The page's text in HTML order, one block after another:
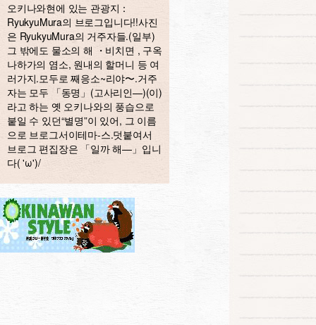
오키나와현에 있는 관광지：
RyukyuMura의 브로그입니다!!사진
은 RyukyuMura의 거주자들.(일부)
그 밖에도 물소의 해 ・비치면 , 구옥
나하가의 염소, 원내의 할머니 등 여
러가지.모두로 째응소~리야〜.거주
자는 모두 「동명」(고사리인—)(이)
라고 하는 옛 오키나와의 풍습으로
붙일 수 있던“별명”이 있어, 그 이름
으로 브로그서이테마-스.덧붙여서
브로그 편집장은 「일까 해—」입니
다( 'ω')/